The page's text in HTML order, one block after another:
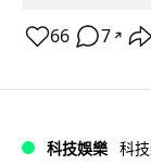
66 7 ↗
科技娛樂 科